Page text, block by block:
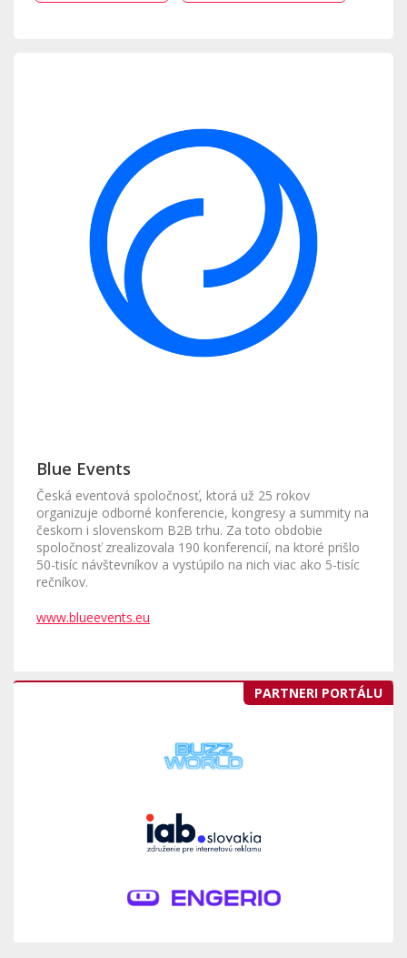
Blue Events
Česká eventová spoločnosť, ktorá už 25 rokov
organizuje odborné konferencie, kongresy a summity na
českom i slovenskom B2B trhu. Za toto obdobie
spoločnosť zrealizovala 190 konferencií, na ktoré prišlo
50-tisíc návštevníkov a vystúpilo na nich viac ako 5-tisíc
rečníkov.
www.blueevents.eu
PARTNERI PORTÁLU